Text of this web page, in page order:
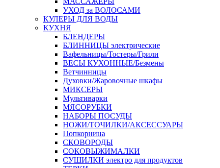
УХОД за ВОЛОСАМИ
КУЛЕРЫ ДЛЯ ВОДЫ
КУХНЯ
БЛЕНДЕРЫ
БЛИННИЦЫ электрические
Вафельницы/Тостеры/Грили
ВЕСЫ КУХОННЫЕ/Безмены
Ветчинницы
Духовки/Жаровочные шкафы
МИКСЕРЫ
Мультиварки
МЯСОРУБКИ
НАБОРЫ ПОСУДЫ
НОЖИ/ТОЧИЛКИ/АКСЕССУАРЫ
Попкорница
СКОВОРОДЫ
СОКОВЫЖИМАЛКИ
СУШИЛКИ электро для продуктов